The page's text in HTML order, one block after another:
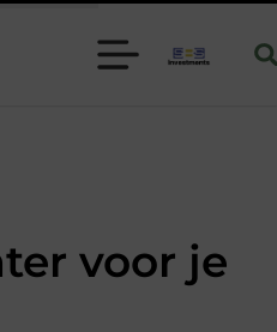
binnen moderne folie techniek
voor je